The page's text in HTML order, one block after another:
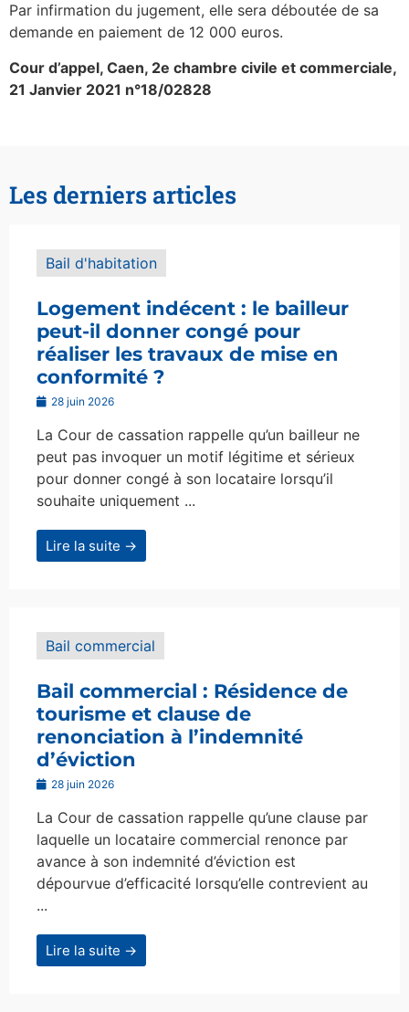
Par infirmation du jugement, elle sera déboutée de sa
demande en paiement de 12 000 euros.
Cour d’appel, Caen, 2e chambre civile et commerciale,
21 Janvier 2021 n°18/02828
Les derniers articles
Bail d'habitation
Logement indécent : le bailleur
peut-il donner congé pour
réaliser les travaux de mise en
conformité ?
28 juin 2026
La Cour de cassation rappelle qu’un bailleur ne
peut pas invoquer un motif légitime et sérieux
pour donner congé à son locataire lorsqu’il
souhaite uniquement ...
Lire la suite →
Bail commercial
Bail commercial : Résidence de
tourisme et clause de
renonciation à l’indemnité
d’éviction
28 juin 2026
La Cour de cassation rappelle qu’une clause par
laquelle un locataire commercial renonce par
avance à son indemnité d’éviction est
dépourvue d’efficacité lorsqu’elle contrevient au
...
Lire la suite →